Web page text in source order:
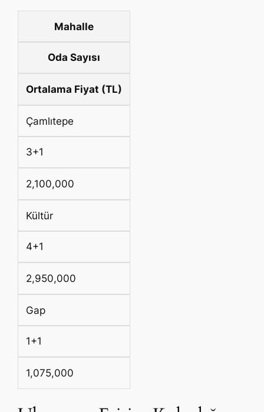
Mahalle
Oda Sayısı
Ortalama Fiyat (TL)
Çamlıtepe
3+1
2,100,000
Kültür
4+1
2,950,000
Gap
1+1
1,075,000